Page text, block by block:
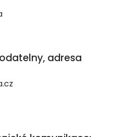
adresa